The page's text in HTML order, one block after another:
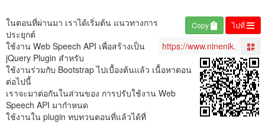
ไปที่
Copy
ในตอนที่ผ่านมา เราได้เริ่มต้น แนวทางการ
ประยุกต์
ใช้งาน Web Speech API เพื่อสร้างเป็น
jQuery Plugin สำหรับ
ใช้งานร่วมกับ Bootstrap ไปเบื้องต้นแล้ว เนื้อหาตอน
ต่อไปนี้
เราจะมาต่อกันในส่วนของ การปรับใช้งาน Web
Speech API มากำหนด
ใช้งานใน plugin ทบทวนตอนที่แล้วได้ที่